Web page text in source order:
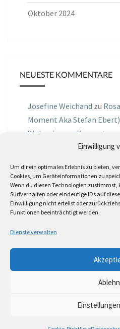
Einwilligung
Um dir ein optimales Erlebnis zu bieten,
Cookies, um Geräteinformationen zu
Wenn du diesen Technologien
Surfverhalten oder eindeutige IDs auf
Einwilligung nicht erteilst oder
Funktionen beeinträchtigt werden.
Dienste verwalten
Oktober 2024
NEUESTE KOMMENTARE
Josefine Weichand zu
Moment Aka Stefan
Wohnzimmer Konzerte
Podcast Nr.01 vom
MIRI IN THE GREENzu
Hemingway Lounge, am
MollezuInterview mit
8ten Vinylflohmarkt am